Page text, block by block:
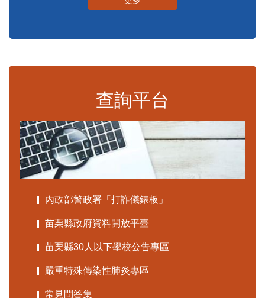
查詢平台
內政部警政署「打詐儀錶板」
苗栗縣政府資料開放平臺
苗栗縣30人以下學校公告專區
嚴重特殊傳染性肺炎專區
常見問答集